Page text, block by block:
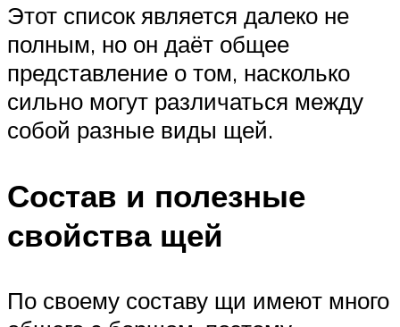
Этот список является далеко не
полным, но он даёт общее
представление о том, насколько
сильно могут различаться между
собой разные виды щей.
Состав и полезные
свойства щей
По своему составу щи имеют много